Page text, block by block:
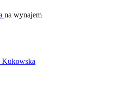
na wynajem